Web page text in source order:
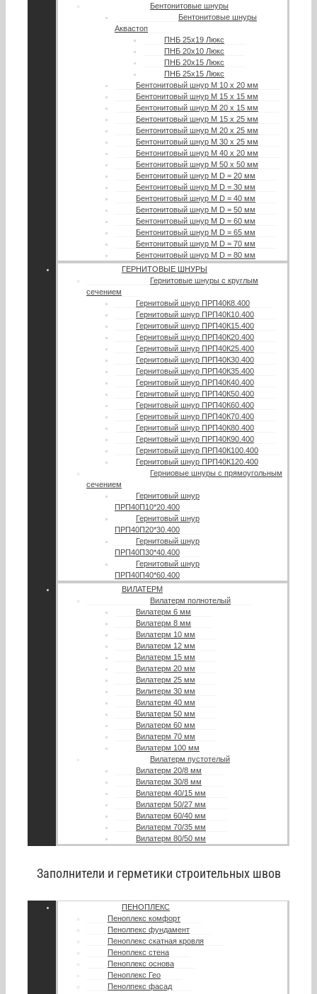
Бентонитовые шнуры
Бентонитовые шнуры
Аквастоп
ПНБ 25х19 Люкс
ПНБ 20х10 Люкс
ПНБ 20х15 Люкс
ПНБ 25х15 Люкс
Бентонитовый шнур М 10 х 20 мм
Бентонитовый шнур М 15 х 15 мм
Бентонитовый шнур М 20 х 15 мм
Бентонитовый шнур М 15 х 25 мм
Бентонитовый шнур М 20 х 25 мм
Бентонитовый шнур М 30 х 25 мм
Бентонитовый шнур М 40 х 20 мм
Бентонитовый шнур М 50 х 50 мм
Бентонитовый шнур М D = 20 мм
Бентонитовый шнур М D = 30 мм
Бентонитовый шнур М D = 40 мм
Бентонитовый шнур М D = 50 мм
Бентонитовый шнур М D = 60 мм
Бентонитовый шнур М D = 65 мм
Бентонитовый шнур М D = 70 мм
Бентонитовый шнур М D = 80 мм
ГЕРНИТОВЫЕ ШНУРЫ
Гернитовые шнуры с круглым
сечением
Гернитовый шнур ПРП40К8.400
Гернитовый шнур ПРП40К10.400
Гернитовый шнур ПРП40К15.400
Гернитовый шнур ПРП40К20.400
Гернитовый шнур ПРП40К25.400
Гернитовый шнур ПРП40К30.400
Гернитовый шнур ПРП40К35.400
Гернитовый шнур ПРП40К40.400
Гернитовый шнур ПРП40К50.400
Гернитовый шнур ПРП40К60.400
Гернитовый шнур ПРП40К70.400
Гернитовый шнур ПРП40К80.400
Гернитовый шнур ПРП40К90.400
Гернитовый шнур ПРП40К100.400
Гернитовый шнур ПРП40К120.400
Герниовые шнуры с прямоугольным
сечением
Гернитовый шнур
ПРП40П10*20.400
Гернитовый шнур
ПРП40П20*30.400
Гернитовый шнур
ПРП40П30*40.400
Гернитовый шнур
ПРП40П40*60.400
ВИЛАТЕРМ
Вилатерм полнотелый
Вилатерм 6 мм
Вилатерм 8 мм
Вилатерм 10 мм
Вилатерм 12 мм
Вилатерм 15 мм
Вилатерм 20 мм
Вилатерм 25 мм
Вилитерм 30 мм
Вилатерм 40 мм
Вилатерм 50 мм
Вилатерм 60 мм
Вилатерм 70 мм
Вилатерм 100 мм
Вилатерм пустотелый
Вилатерм 20/8 мм
Вилатерм 30/8 мм
Вилатерм 40/15 мм
Вилатерм 50/27 мм
Вилатерм 60/40 мм
Вилатерм 70/35 мм
Вилатерм 80/50 мм
Заполнители и герметики строительных швов
ПЕНОПЛЕКС
Пеноплекс комфорт
Пенолпекс фундамент
Пеноплекс скатная кровля
Пеноплекс стена
Пеноплекс основа
Пеноплекс Гео
Пенолпекс фасад